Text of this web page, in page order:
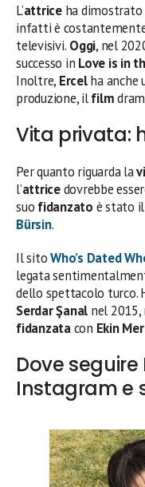
L’attriceha dimostrato
infatti è
televisivi. Oggi, nel
successo in Love is in
Inoltre, Ercelha anche
produzione, ilfilm
Vita privata:
Per quanto riguarda la
l’attricedovrebbe
suo fidanzato è stato
Bürsin.
Il sitoWho’s Dated
legata
dello spettacolo turco.
Serdar Şanal nel
fidanzatacon Ekin
Dove seguire
Instagram e